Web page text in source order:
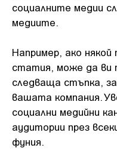
социалните медии
медиите.
Например, ако някой
статия, може да ви
следваща стъпка,
вашата компания.
социални медийни
аудитории през
фуния.